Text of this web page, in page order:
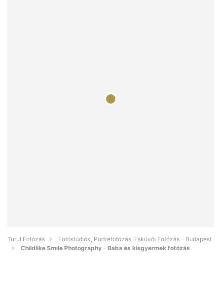
Turul Fotózás
Fotóstúdiók, Portréfotózás, Esküvői Fotózás - Budapest
Childlike Smile Photography - Baba és kisgyermek fotózás